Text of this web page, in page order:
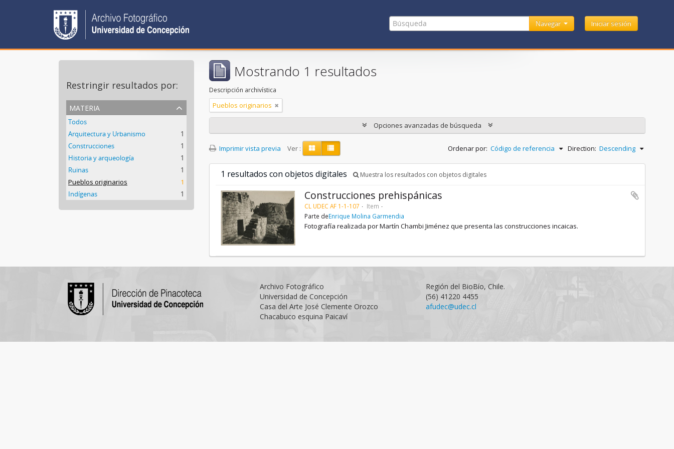
Iniciar sesión
Navegar
Restringir resultados por:
materia
Todos
Arquitectura y Urbanismo
1
Construcciones
1
Historia y arqueología
1
Ruinas
1
Pueblos originarios
1
Indígenas
1
Mostrando 1 resultados
Descripción archivística
Pueblos originarios
Opciones avanzadas de búsqueda
Imprimir vista previa Ver : Ordenar por: Código de referencia Direction: Descending
1 resultados con objetos digitales Muestra los resultados con objetos digitales
Construcciones prehispánicas
CL UDEC AF 1-1-107
Item
Parte deEnrique Molina Garmendia
Fotografía realizada por Martín Chambi Jiménez que presenta las construcciones incaicas.
Archivo Fotográfico
Universidad de Concepción
Casa del Arte José Clemente Orozco
Chacabuco esquina Paicaví
Región del BioBío, Chile.
(56) 41220 4455
afudec@udec.cl